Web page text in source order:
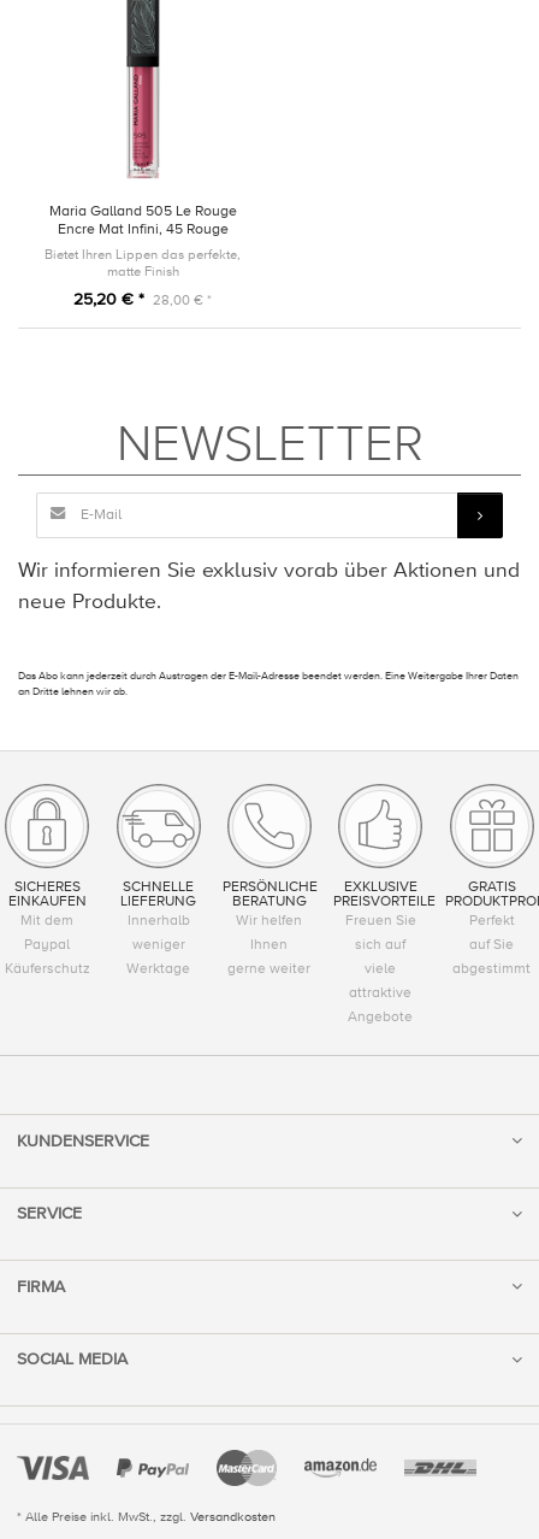
Maria Galland 505 Le Rouge
Encre Mat Infini, 45 Rouge
Hibiscus, 6,5ml
Bietet Ihren Lippen das perfekte,
matte Finish
25,20 € * 28,00 € *
NEWSLETTER
Wir informieren Sie exklusiv vorab über Aktionen und
neue Produkte.
Das Abo kann jederzeit durch Austragen der E-Mail-Adresse beendet werden. Eine Weitergabe Ihrer Daten
an Dritte lehnen wir ab.
SICHERES
EINKAUFEN
Mit dem
Paypal
Käuferschutz
SCHNELLE
LIEFERUNG
Innerhalb
weniger
Werktage
PERSÖNLICHE
BERATUNG
Wir helfen
Ihnen
gerne weiter
EXKLUSIVE
PREISVORTEILE
Freuen Sie
sich auf
viele
attraktive
Angebote
GRATIS
Perfekt
auf Sie
abgestimmt
KUNDENSERVICE
SERVICE
FIRMA
SOCIAL MEDIA
* Alle Preise inkl. MwSt., zzgl. Versandkosten